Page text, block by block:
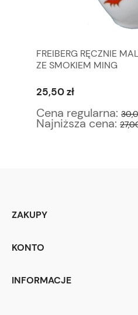
FREIBERG RĘCZNIE
ZE SMOKIEM MING
25,50 zł
Cena regularna:
Najniższa cena:
ZAKUPY
KONTO
INFORMACJE